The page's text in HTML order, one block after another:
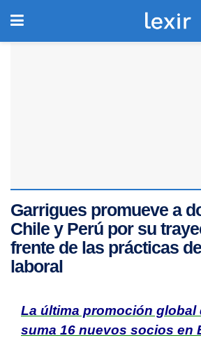
Garrigues promueve a
Chile y Perú por su
frente de las prácticas
laboral
La última promoción global
suma 16 nuevos socios en